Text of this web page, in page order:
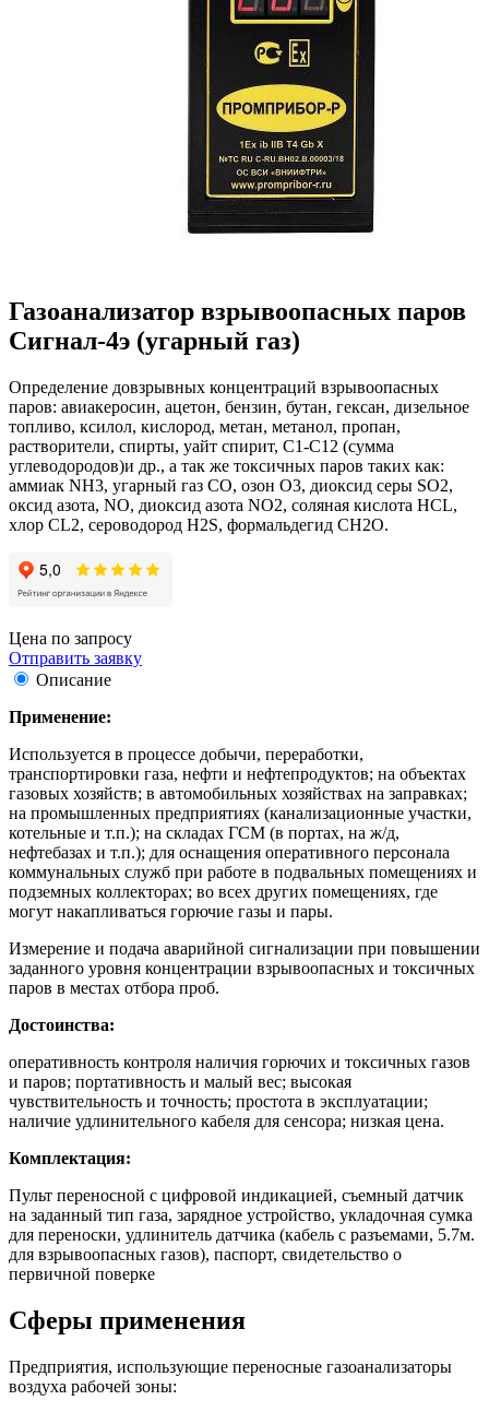
Газоанализатор взрывоопасных паров
Сигнал-4э (угарный газ)
Определение довзрывных концентраций взрывоопасных
паров: авиакеросин, ацетон, бензин, бутан, гексан, дизельное
топливо, ксилол, кислород, метан, метанол, пропан,
растворители, спирты, уайт спирит, С1-С12 (сумма
углеводородов)и др., а так же токсичных паров таких как:
аммиак NH3, угарный газ CO, озон O3, диоксид серы SO2,
оксид азота, NO, диоксид азота NO2, соляная кислота HCL,
хлор CL2, сероводород H2S, формальдегид CH2O.
Цена по запросу
Отправить заявку
Описание
Применение:
Используется в процессе добычи, переработки,
транспортировки газа, нефти и нефтепродуктов; на объектах
газовых хозяйств; в автомобильных хозяйствах на заправках;
на промышленных предприятиях (канализационные участки,
котельные и т.п.); на складах ГСМ (в портах, на ж/д,
нефтебазах и т.п.); для оснащения оперативного персонала
коммунальных служб при работе в подвальных помещениях и
подземных коллекторах; во всех других помещениях, где
могут накапливаться горючие газы и пары.
Измерение и подача аварийной сигнализации при повышении
заданного уровня концентрации взрывоопасных и токсичных
паров в местах отбора проб.
Достоинства:
оперативность контроля наличия горючих и токсичных газов
и паров; портативность и малый вес; высокая
чувствительность и точность; простота в эксплуатации;
наличие удлинительного кабеля для сенсора; низкая цена.
Комплектация:
Пульт переносной с цифровой индикацией, съемный датчик
на заданный тип газа, зарядное устройство, укладочная сумка
для переноски, удлинитель датчика (кабель с разъемами, 5.7м.
для взрывоопасных газов), паспорт, свидетельство о
первичной поверке
Сферы применения
Предприятия, использующие переносные газоанализаторы
воздуха рабочей зоны: